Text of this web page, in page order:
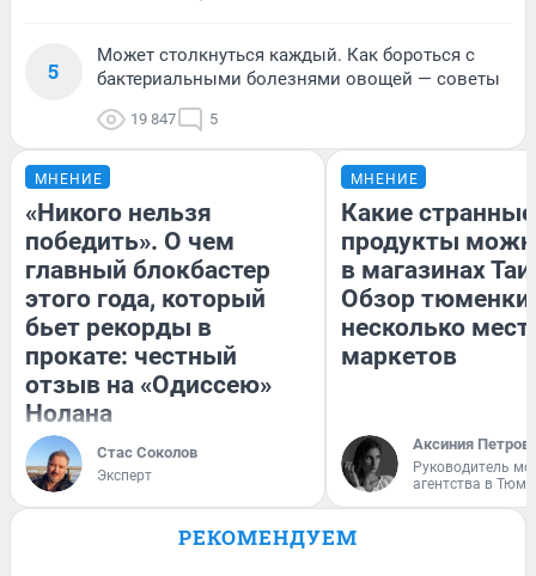
5
Может столкнуться каждый. Как бороться с
бактериальными болезнями овощей — советы
19 847 5
МНЕНИЕ
«Никого нельзя
победить». О чем
главный блокбастер
этого года, который
бьет рекорды в
прокате: честный
отзыв на «Одиссею»
Нолана
Стас Соколов
Эксперт
МНЕНИЕ
Какие странные
продукты
в магазинах
Обзор тюменки
несколько
маркетов
Аксиния
Руководитель
агентства в
РЕКОМЕНДУЕМ